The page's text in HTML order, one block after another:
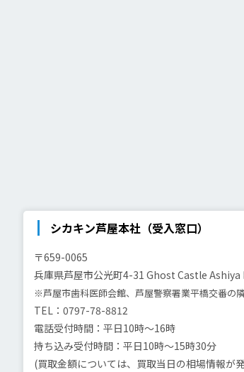
シカキン芦屋本社（受入窓口）
〒659-0065
兵庫県芦屋市公光町4-31Ghost Castle Ashiya
※芦屋市歯科医師会館、芦屋警察署業平橋交番の隣
TEL：0797-78-8812
電話受付時間：平日10時～16時
持ち込み受付時間：平日10時～15時30分
(買取金額については、買取当日の相場情報が